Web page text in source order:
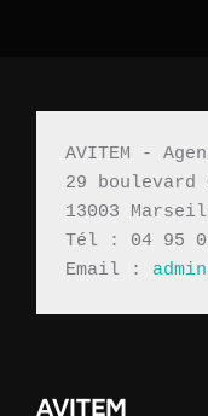
AVITEM -
29 boulevard
13003
Tél : 04 95
Email :
AVITEM